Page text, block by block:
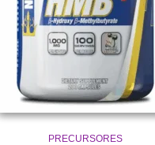
PRECURSORES